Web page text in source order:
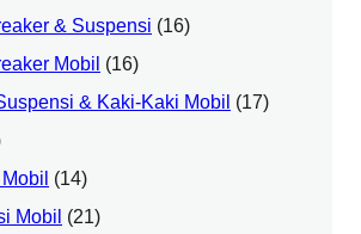
& Suspensi (16)
Mobil (16)
& Kaki-Kaki Mobil (17)
(14)
Mobil (21)